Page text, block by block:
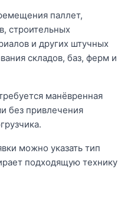
паллет,
строительных
и других штучных
складов, баз, ферм и
манёвренная
без привлечения
можно указать тип
подходящую технику